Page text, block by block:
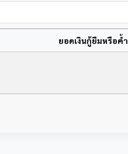
ยอดเงินกู้ยืมหรือค้